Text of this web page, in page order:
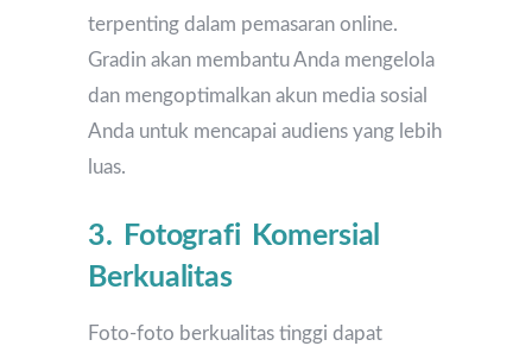
terpenting dalam pemasaran online.
Gradin akan membantu Anda mengelola
dan mengoptimalkan akun media sosial
Anda untuk mencapai audiens yang lebih
luas.
3. Fotografi Komersial
Berkualitas
Foto-foto berkualitas tinggi dapat